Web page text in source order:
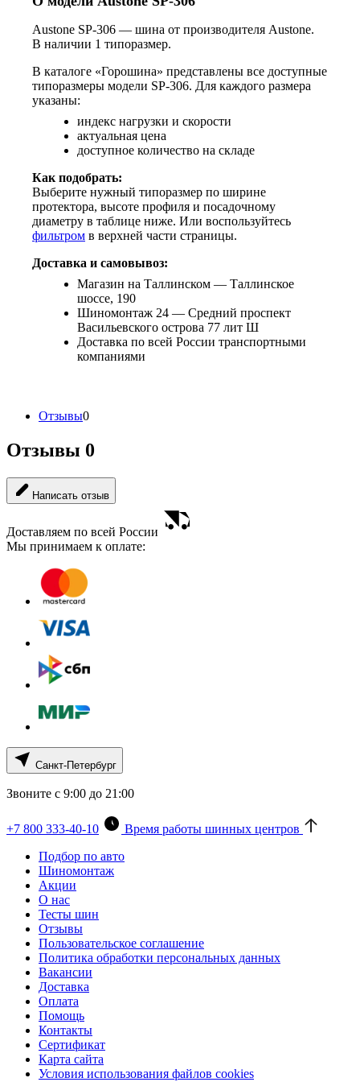
Austone SP-306 — шина от производителя Austone.
В наличии 1 типоразмер.
В каталоге «Горошина» представлены все доступные
типоразмеры модели SP-306. Для каждого размера
указаны:
индекс нагрузки и скорости
актуальная цена
доступное количество на складе
Как подобрать:
Выберите нужный типоразмер по ширине
протектора, высоте профиля и посадочному
диаметру в таблице ниже. Или воспользуйтесь
фильтром в верхней части страницы.
Доставка и самовывоз:
Магазин на Таллинском — Таллинское
шоссе, 190
Шиномонтаж 24 — Средний проспект
Васильевского острова 77 лит Ш
Доставка по всей России транспортными
компаниями
Отзывы0
Отзывы 0
Написать отзыв
Доставляем по всей России
Мы принимаем к оплате:
Санкт-Петербург
Звоните с 9:00 до 21:00
+7 800 333-40-10
Время работы шинных центров
Подбор по авто
Шиномонтаж
Акции
О нас
Тесты шин
Отзывы
Пользовательское соглашение
Политика обработки персональных данных
Вакансии
Доставка
Оплата
Помощь
Контакты
Сертификат
Карта сайта
Условия использования файлов cookies